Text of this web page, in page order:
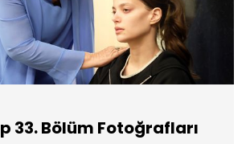
33. Bölüm Fotoğrafları